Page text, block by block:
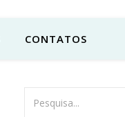
CONTATOS